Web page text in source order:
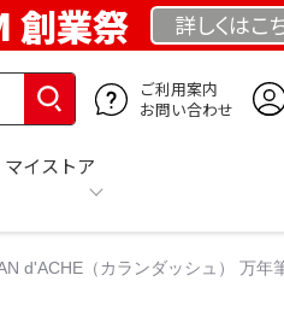
創業祭 詳しくはこ
ご利用案内
お問い合わせ
マイストア
d'ACHE（カランダッシュ） 万